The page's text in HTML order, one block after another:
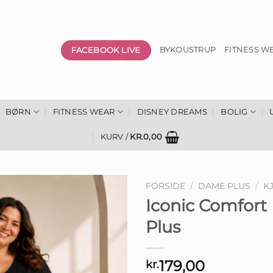
FACEBOOK LIVE BYKOUSTRUP FITNESS
BØRN FITNESS WEAR DISNEY DREAMS BOLIG
KURV / KR.0,00
FORSIDE / DAME PLUS /
Iconic Comfort
Plus
kr.179,00